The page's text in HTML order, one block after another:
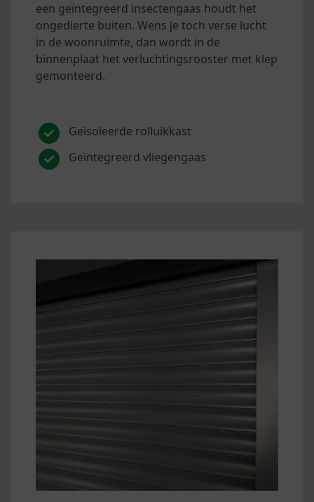
een geïntegreerd insectengaas houdt het
ongedierte buiten. Wens je toch verse lucht
in de woonruimte, dan wordt in de
binnenplaat het verluchtingsrooster met klep
gemonteerd.
Geïsoleerde rolluikkast
Geïntegreerd vliegengaas